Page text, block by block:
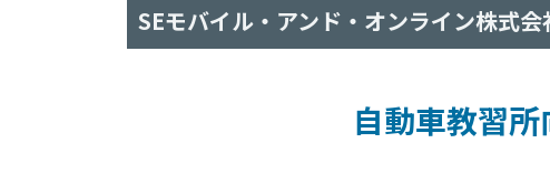
SEモバイル・アンド・オンライン株式会
自動車教習